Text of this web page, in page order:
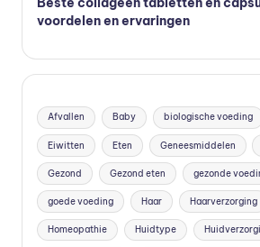
n
vi
t
a
m
in
e
s
voordelen en ervaringen
Afvallen Baby biologische voeding
Eiwitten Eten Geneesmiddelen
Gezond Gezond eten gezonde
goede voeding Haar Haarverzorging
Homeopathie Huidtype